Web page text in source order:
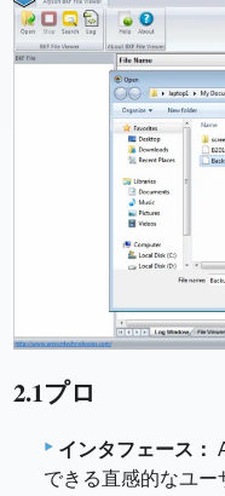
2.1プロ
インタフェース：
できる直感的なユ